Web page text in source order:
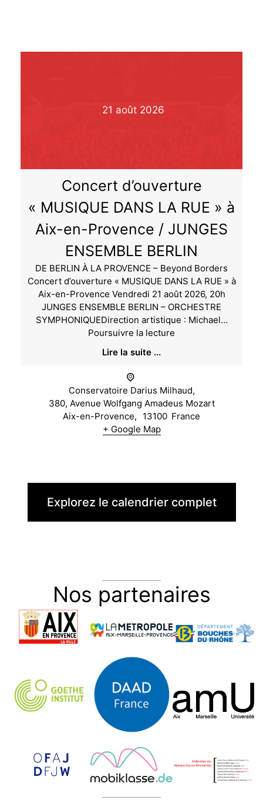
21 août 2026
Concert d’ouverture
« MUSIQUE DANS LA RUE » à
Aix-en-Provence / JUNGES
ENSEMBLE BERLIN
DE BERLIN À LA PROVENCE – Beyond Borders
Concert d’ouverture « MUSIQUE DANS LA RUE » à
Aix-en-Provence Vendredi 21 août 2026, 20h
JUNGES ENSEMBLE BERLIN – ORCHESTRE
SYMPHONIQUEDirection artistique : Michael…
Poursuivre la lecture
RUE »
à
Aix-
BERLIN
Lire la suite ...
Conservatoire Darius Milhaud,
380, Avenue Wolfgang Amadeus Mozart
Aix-en-Provence, 13100 France
+ Google Map
Explorez le calendrier complet
Nos partenaires